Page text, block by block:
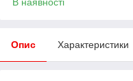
Опис Характеристики